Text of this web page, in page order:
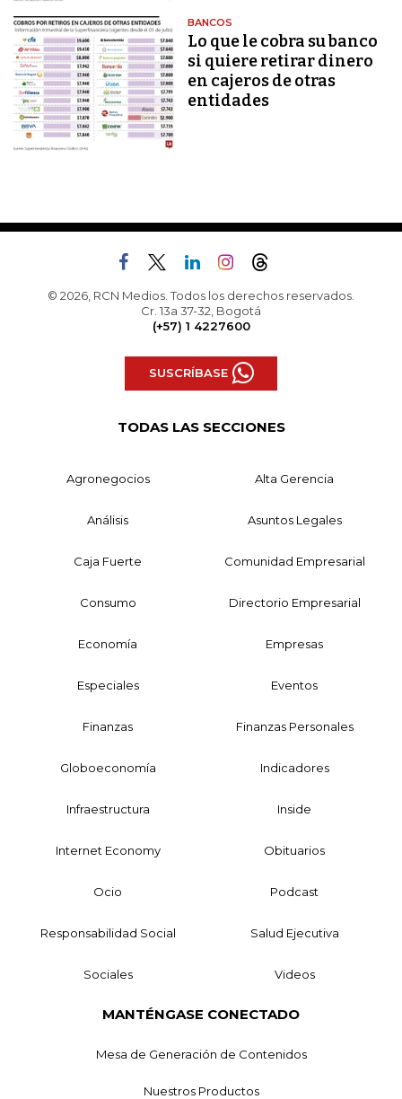
BANCOS
Lo que le cobra su banco
si quiere retirar dinero
en cajeros de otras
entidades
© 2026, RCN Medios. Todos los derechos reservados.
Cr. 13a 37-32, Bogotá
(+57) 1 4227600
SUSCRÍBASE
TODAS LAS SECCIONES
Agronegocios Alta Gerencia
Análisis Asuntos Legales
Caja Fuerte Comunidad Empresarial
Consumo Directorio Empresarial
Economía Empresas
Especiales Eventos
Finanzas Finanzas Personales
Globoeconomía Indicadores
Infraestructura Inside
Internet Economy Obituarios
Ocio Podcast
Responsabilidad Social Salud Ejecutiva
Sociales Videos
MANTÉNGASE CONECTADO
Mesa de Generación de Contenidos
Nuestros Productos